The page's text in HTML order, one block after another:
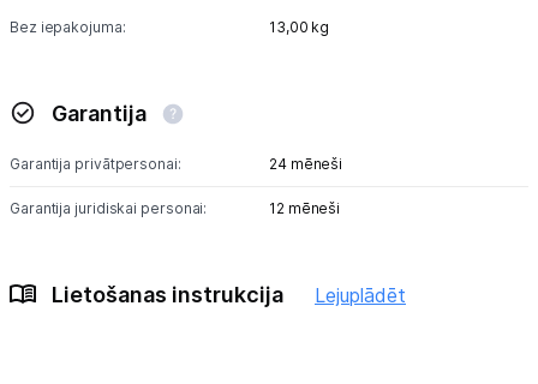
Bez iepakojuma: 13,00 kg
Garantija
Garantija privātpersonai: 24 mēneši
Garantija juridiskai personai: 12 mēneši
Lietošanas instrukcija Lejuplādēt